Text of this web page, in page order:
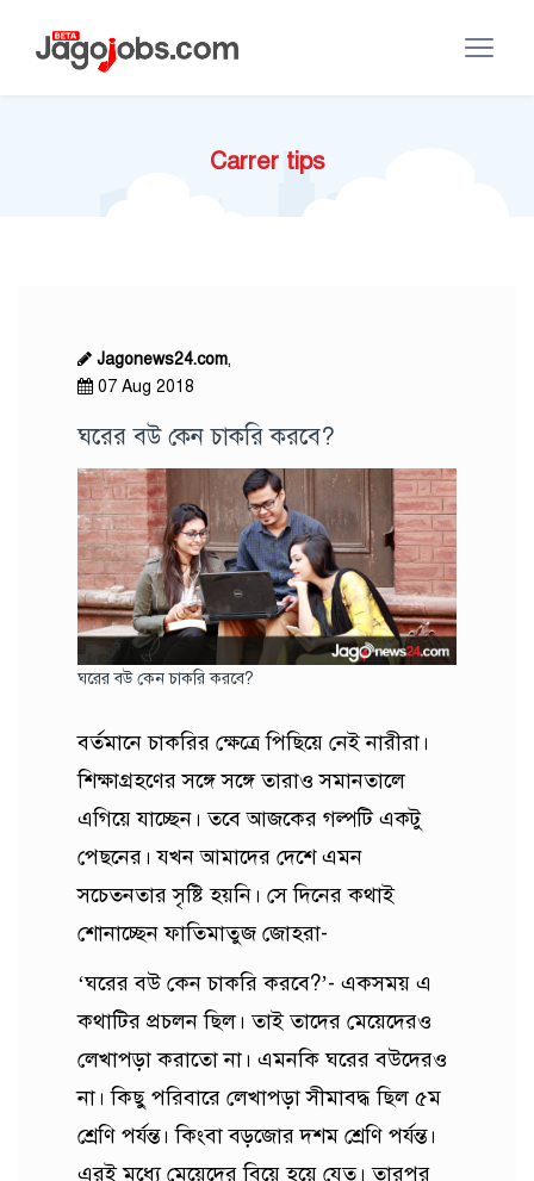
Carrer tips
Jagonews24.com,
07 Aug 2018
ঘরের বউ কেন চাকরি করবে?
ঘরের বউ কেন চাকরি করবে?
বর্তমানে চাকরির ক্ষেত্রে পিছিয়ে নেই নারীরা।
শিক্ষাগ্রহণের সঙ্গে সঙ্গে তারাও সমানতালে
এগিয়ে যাচ্ছেন। তবে আজকের গল্পটি একটু
পেছনের। যখন আমাদের দেশে এমন
সচেতনতার সৃষ্টি হয়নি। সে দিনের কথাই
শোনাচ্ছেন ফাতিমাতুজ জোহরা-
‘ঘরের বউ কেন চাকরি করবে?’- একসময় এ
কথাটির প্রচলন ছিল। তাই তাদের মেয়েদেরও
লেখাপড়া করাতো না। এমনকি ঘরের বউদেরও
না। কিছু পরিবারে লেখাপড়া সীমাবদ্ধ ছিল ৫ম
শ্রেণি পর্যন্ত। কিংবা বড়জোর দশম শ্রেণি পর্যন্ত।
এরই মধ্যে মেয়েদের বিয়ে হয়ে যেত। তারপর